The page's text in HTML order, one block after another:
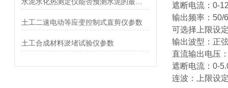
土工二速电动等应变控制式直剪仪参数
土工合成材料淤堵试验仪参数
遮断电流：0-
输出频率：50/
可选择上限设
输出波型：正
直流输出电压
遮断电流：0-
连波：上限设